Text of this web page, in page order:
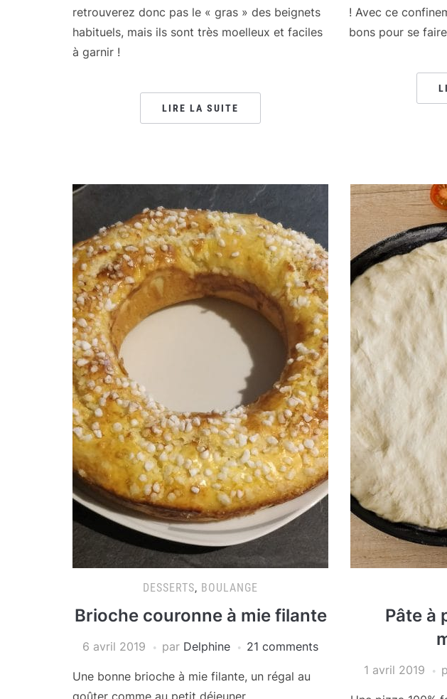
retrouverez donc pas le « gras » des beignets
habituels, mais ils sont très moelleux et faciles
à garnir !
LIRE LA SUITE
! Avec ce
bons pour se
DESSERTS, BOULANGE
Brioche couronne à mie filante
6 avril 2019 par Delphine 21 comments
Une bonne brioche à mie filante, un régal au
goûter comme au petit déjeuner.
Pâte à
1 avril 2019